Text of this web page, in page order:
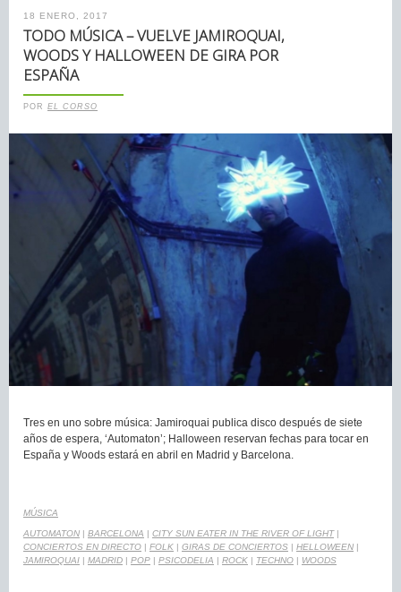
18 ENERO, 2017
TODO MÚSICA – VUELVE JAMIROQUAI,
WOODS Y HALLOWEEN DE GIRA POR
ESPAÑA
POR EL CORSO
Tres en uno sobre música: Jamiroquai publica disco después de siete
años de espera, ‘Automaton’; Halloween reservan fechas para tocar en
España y Woods estará en abril en Madrid y Barcelona.
MÚSICA
AUTOMATON BARCELONA CITY SUN EATER IN THE RIVER OF LIGHT|
CONCIERTOS EN DIRECTO
FOLK GIRAS DE CONCIERTOS HELLOWEEN
JAMIROQUAI
MADRID POP PSICODELIA ROCK TECHNO WOODS